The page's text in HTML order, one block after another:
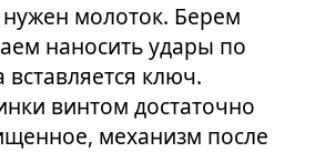
молоток. Берем
наносить удары по
вставляется ключ.
винтом достаточно
механизм после